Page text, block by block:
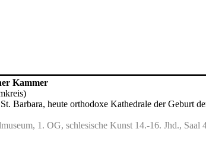
Kammer
Barbara, heute orthodoxe Kathedrale der Geburt
1. OG, schlesische Kunst 14.-16. Jhd., Saal